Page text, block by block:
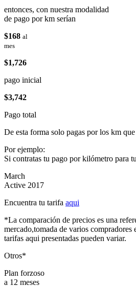
entonces, con nuestra modalidad
de pago por km serían
$168 al
mes
$1,726
pago inicial
$3,742
Pago total
De esta forma solo pagas por los km
Por ejemplo:
Si contratas tu pago por kilómetro para
March
Active 2017
Encuentra tu tarifa aqui
*La comparación de precios es una
mercado,tomada de varios compradores
tarifas aqui presentadas pueden variar.
Otros*
Plan forzoso
a 12 meses